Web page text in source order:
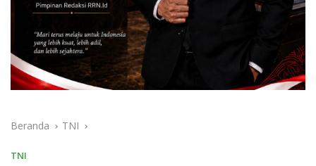
Beranda TNI
TNI